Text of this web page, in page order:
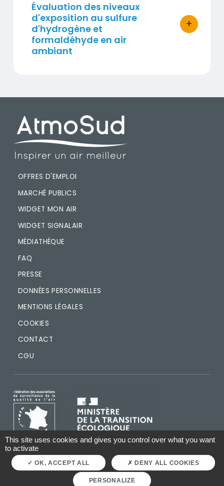
Titre
Évaluation des niveaux
d'exposition au sulfure
d'hydrogène et
formaldéhyde en air
ambiant
+
bouton
PIED DE PAGE
OFFRES D'EMPLOI
MARCHÉ PUBLICS
WIDGET MON AIR
WIDGET SIGNALAIR
MÉDIATHÈQUE
FAQ
PRESSE
DONNÉES PERSONNELLES
MENTIONS LÉGALES
COOKIES
CONTACT
CGU
IMAGE IMAGE
This site uses cookies and gives you control over what you want
to activate
OK, ACCEPT ALL DENY ALL COOKIES
PERSONALIZE